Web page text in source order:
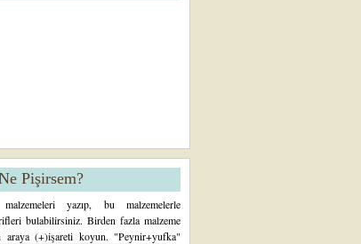
Pişirsem?
yazıp, bu malzemelerle
bulabilirsiniz. Birden fazla malzeme
araya (+)işareti koyun. "Peynir+yufka"